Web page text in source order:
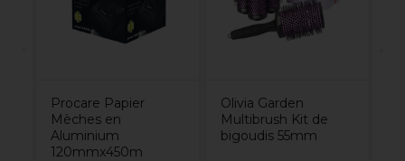
Procare Papier
Mèches en
Aluminium
120mmx450m
Olivia Garden
Multibrush Kit de
bigoudis 55mm